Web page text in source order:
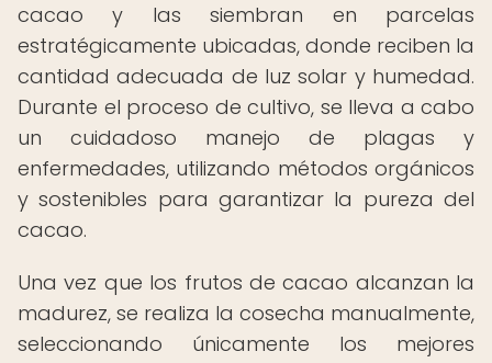
cacao y las siembran en parcelas
estratégicamente ubicadas, donde reciben la
cantidad adecuada de luz solar y humedad.
Durante el proceso de cultivo, se lleva a cabo
un cuidadoso manejo de plagas y
enfermedades, utilizando métodos orgánicos
y sostenibles para garantizar la pureza del
cacao.
Una vez que los frutos de cacao alcanzan la
madurez, se realiza la cosecha manualmente,
seleccionando únicamente los mejores